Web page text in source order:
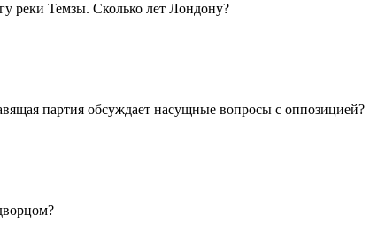
реки Темзы. Сколько лет Лондону?
партия обсуждает насущные вопросы с оппозицией?